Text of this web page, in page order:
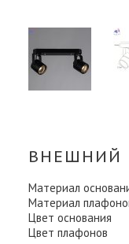
ВНЕШНИЙ
Материал
Материал
Цвет основания
Цвет плафонов